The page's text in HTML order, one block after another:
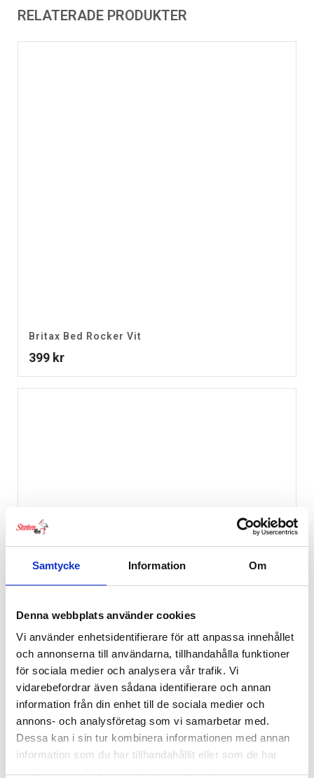
Samtycke Information Om
Denna webbplats använder cookies
Vi använder enhetsidentifierare för att anpassa innehållet
och annonserna till användarna, tillhandahålla funktioner
för sociala medier och analysera vår trafik. Vi
vidarebefordrar även sådana identifierare och annan
information från din enhet till de sociala medier och
annons- och analysföretag som vi samarbetar med.
Dessa kan i sin tur kombinera informationen med annan
information som du har tillhandahållit eller som de har
RELATERADE PRODUKTER
Britax Bed Rocker Vit
399 kr
Sebra Säng Baby & Junior Vit